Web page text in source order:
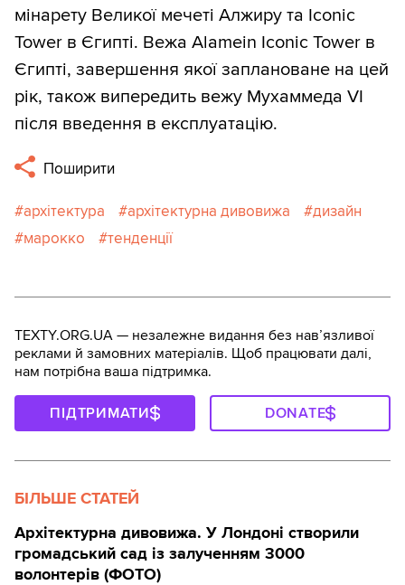
мінарету Великої мечеті Алжиру та Iconic
Tower в Єгипті. Вежа Alamein Iconic Tower в
Єгипті, завершення якої заплановане на цей
рік, також випередить вежу Мухаммеда VI
після введення в експлуатацію.
Поширити
архітектура архітектурна дивовижа
дизайн
марокко
тенденції
TEXTY.ORG.UA — незалежне видання без навʼязливої
реклами й замовних матеріалів. Щоб працювати далі,
нам потрібна ваша підтримка.
ПІДТРИМАТИ DONATE
БІЛЬШЕ СТАТЕЙ
Архітектурна дивовижа. У Лондоні створили
громадський сад із залученням 3000
волонтерів (ФОТО)